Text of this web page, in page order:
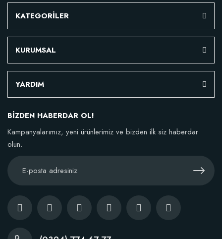
KATEGORİLER
KURUMSAL
YARDIM
BİZDEN HABERDAR OL!
Kampanyalarımız, yeni ürünlerimiz ve bizden ilk siz haberdar
olun.